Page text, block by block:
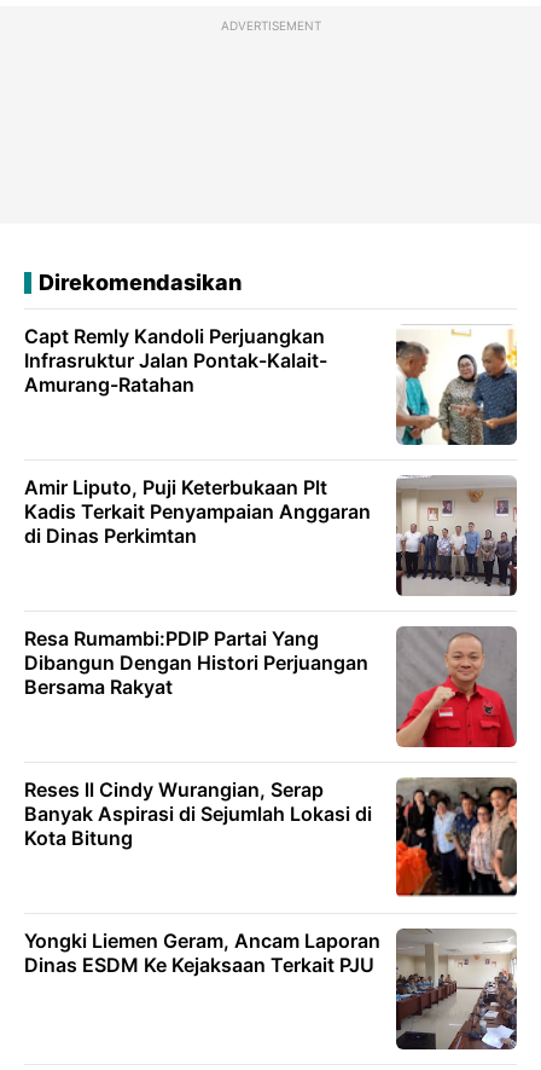
ADVERTISEMENT
Direkomendasikan
Capt Remly Kandoli Perjuangkan
Infrasruktur Jalan Pontak-Kalait-
Amurang-Ratahan
Amir Liputo, Puji Keterbukaan Plt
Kadis Terkait Penyampaian Anggaran
di Dinas Perkimtan
Resa Rumambi:PDIP Partai Yang
Dibangun Dengan Histori Perjuangan
Bersama Rakyat
Reses ll Cindy Wurangian, Serap
Banyak Aspirasi di Sejumlah Lokasi di
Kota Bitung
Yongki Liemen Geram, Ancam Laporan
Dinas ESDM Ke Kejaksaan Terkait PJU